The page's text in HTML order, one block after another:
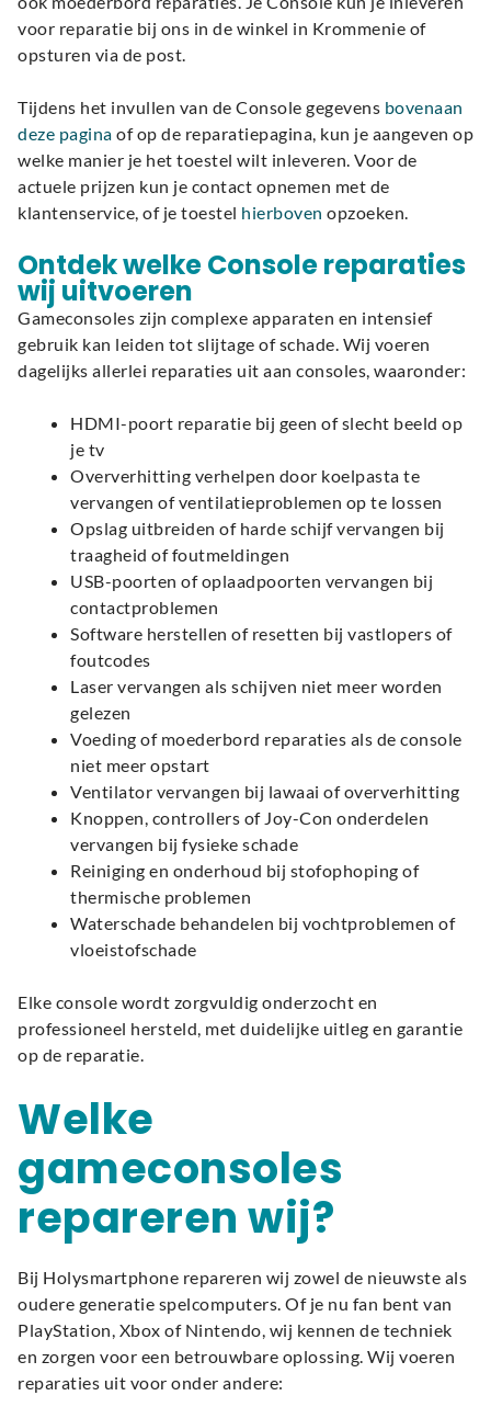
voor reparatie bij ons in de winkel in Krommenie of
opsturen via de post.
Tijdens het invullen van de Console gegevens bovenaan
deze pagina of op de reparatiepagina, kun je aangeven op
welke manier je het toestel wilt inleveren. Voor de
actuele prijzen kun je contact opnemen met de
klantenservice, of je toestel hierboven opzoeken.
Ontdek welke Console reparaties
wij uitvoeren
Gameconsoles zijn complexe apparaten en intensief
gebruik kan leiden tot slijtage of schade. Wij voeren
dagelijks allerlei reparaties uit aan consoles, waaronder:
HDMI-poort reparatie bij geen of slecht beeld op
je tv
Oververhitting verhelpen door koelpasta te
vervangen of ventilatieproblemen op te lossen
Opslag uitbreiden of harde schijf vervangen bij
traagheid of foutmeldingen
USB-poorten of oplaadpoorten vervangen bij
contactproblemen
Software herstellen of resetten bij vastlopers of
foutcodes
Laser vervangen als schijven niet meer worden
gelezen
Voeding of moederbord reparaties als de console
niet meer opstart
Ventilator vervangen bij lawaai of oververhitting
Knoppen, controllers of Joy-Con onderdelen
vervangen bij fysieke schade
Reiniging en onderhoud bij stofophoping of
thermische problemen
Waterschade behandelen bij vochtproblemen of
vloeistofschade
Elke console wordt zorgvuldig onderzocht en
professioneel hersteld, met duidelijke uitleg en garantie
op de reparatie.
Welke
gameconsoles
repareren wij?
Bij Holysmartphone repareren wij zowel de nieuwste als
oudere generatie spelcomputers. Of je nu fan bent van
PlayStation, Xbox of Nintendo, wij kennen de techniek
en zorgen voor een betrouwbare oplossing. Wij voeren
reparaties uit voor onder andere: